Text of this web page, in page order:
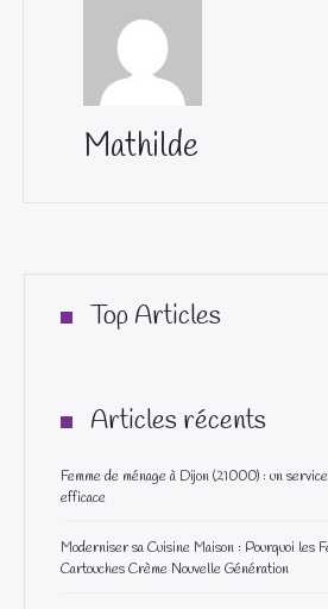
Mathilde
Top Articles
Articles récents
Femme de ménage à Dijon (21000) : un
efficace
Moderniser sa Cuisine Maison : Pourquoi les
Cartouches Crème Nouvelle Génération